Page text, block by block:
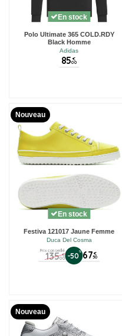
En stock
Polo Ultimate 365 COLD.RDY
Black Homme
Adidas
85 €
00
Nouveau
En stock
Festiva 121017 Jaune Femme
Duca Del Cosma
Prix conseillé
135 €
00 -50% 67 €
50
Nouveau